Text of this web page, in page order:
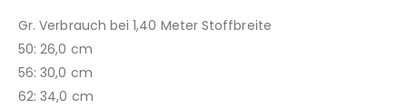
Gr. Verbrauch bei 1,40 Meter Stoffbreite
50: 26,0 cm
56: 30,0 cm
62: 34,0 cm